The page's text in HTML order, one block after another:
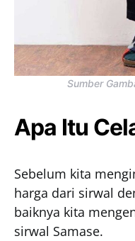
Sumber
Apa Itu
Sebelum kita
harga dari sirwal
baiknya kita
sirwal Samase.